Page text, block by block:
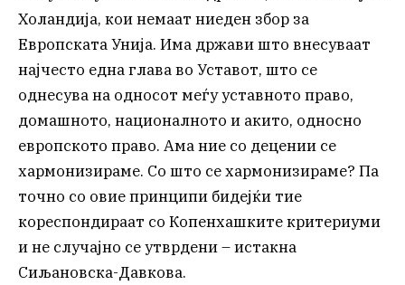
Холандија, кои немаат ниеден збор за
Европската Унија. Има држави што внесуваат
најчесто една глава во Уставот, што се
однесува на односот меѓу уставното право,
домашното, националното и акито, односно
европското право. Ама ние со децении се
хармонизираме. Со што се хармонизираме? Па
точно со овие принципи бидејќи тие
кореспондираат со Копенхашките критериуми
и не случајно се утврдени – истакна
Сиљановска-Давкова.